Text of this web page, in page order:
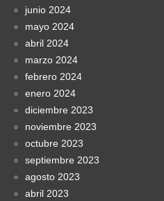
junio 2024
mayo 2024
abril 2024
marzo 2024
febrero 2024
enero 2024
diciembre 2023
noviembre 2023
octubre 2023
septiembre 2023
agosto 2023
abril 2023